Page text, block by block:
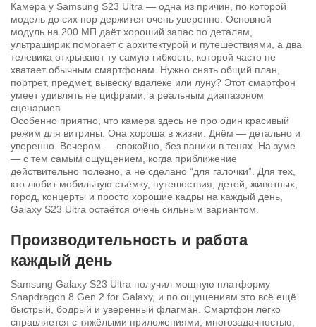
Камера у Samsung S23 Ultra — одна из причин, по которой
модель до сих пор держится очень уверенно. Основной
модуль на 200 МП даёт хороший запас по деталям,
ультраширик помогает с архитектурой и путешествиями, а два
телевика открывают ту самую гибкость, которой часто не
хватает обычным смартфонам. Нужно снять общий план,
портрет, предмет, вывеску вдалеке или луну? Этот смартфон
умеет удивлять не цифрами, а реальным диапазоном
сценариев.
Особенно приятно, что камера здесь не про один красивый
режим для витрины. Она хороша в жизни. Днём — детально и
уверенно. Вечером — спокойно, без паники в тенях. На зуме
— с тем самым ощущением, когда приближение
действительно полезно, а не сделано “для галочки”. Для тех,
кто любит мобильную съёмку, путешествия, детей, животных,
город, концерты и просто хорошие кадры на каждый день,
Galaxy S23 Ultra остаётся очень сильным вариантом.
Производительность и работа
каждый день
Samsung Galaxy S23 Ultra получил мощную платформу
Snapdragon 8 Gen 2 for Galaxy, и по ощущениям это всё ещё
быстрый, бодрый и уверенный флагман. Смартфон легко
справляется с тяжёлыми приложениями, многозадачностью,